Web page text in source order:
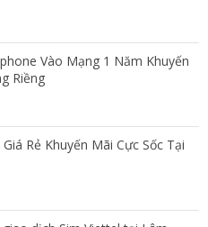
Vào Mạng 1 Năm Khuyến
Riềng
Rẻ Khuyến Mãi Cực Sốc Tại